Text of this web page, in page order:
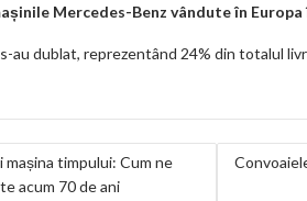
Mercedes-Benz vândute în
au dublat, reprezentând 24% din totalul
mașina timpului: Cum ne
acum 70 de ani